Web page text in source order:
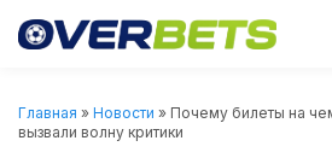
Главная » Новости » Почему билеты на
вызвали волну критики